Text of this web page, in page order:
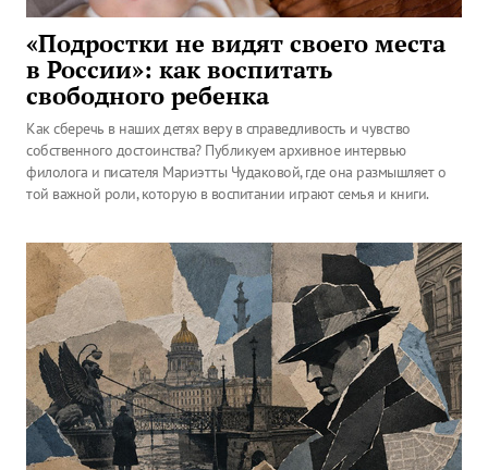
«Подростки не видят своего места
в России»: как воспитать
свободного ребенка
Как сберечь в наших детях веру в справедливость и чувство
собственного достоинства? Публикуем архивное интервью
филолога и писателя Мариэтты Чудаковой, где она размышляет о
той важной роли, которую в воспитании играют семья и книги.